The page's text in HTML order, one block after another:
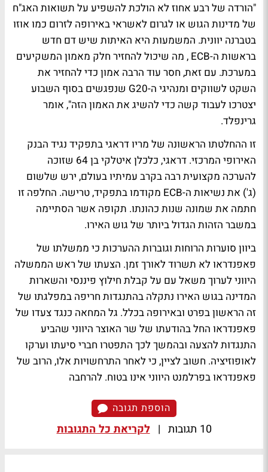
"הורדה של רבע אחוז לא הולכת להשפיע על תשואות האג"ח
של מדינות הגוש או לגרום לאשראי באירופה לזרום כמו אוזו
בטברנה יוונית. המשמעות היא האיתות שיש דם חדש
בראשות ה-ECB , מה שיכול להחזיר חלק מאמון המשקיעים
במערכת. עם זאת, חסר עוד הרבה אמון כדי להחזיר את
השקט לשווקים ומנהיגי ה-G20 שנפגשים בסוף השבוע
יצטרכו לעבוד קשה כדי להשיג את האמון הזה", אומר
גרינפלד.
זו ההחלטתו הראשונה של מריו דראגי בתפקיד נגיד הבנק
האירופי המרכזי. דראגי, כלכלן איטלקי בן 64 שזוכה
להערכה מקצועית רבה בקרב עמיתיו בעולם, ירש שלשום
(ג') את נשיאות ה-ECB מקודמו בתפקיד, טרישה. החלפה זו
חתמה את שמונה שנות כהונתו. תקופה אשר הסתיימה
במשבר הזהות הגדול ביותר של גוש האירו.
ביוון סוערות הרוחות וגוברות ההערכות כי ממשלתו של
פאפנדראו לא תשרוד לאורך זמן. הצעתו של ראש הממשלה
היווני לערוך משאל עם על קבלת חילוץ פיננסי והשארות
המדינה בגוש האירו נתקלה בהתנגדות חריפה במפלגתו של
זה הראשון בפרט ובאירופה בכלל. גל המחאה כנגד צעדו של
פאפנדראו החל בהודעתו של שר האוצר היווני שהביע
התנגדות להצעה ובהמשך לכך התפטרו חברי סיעתו וערקו
לאופוזיציה. חשוב לציין, כי לאחר התרחשויות אלו, הרוב של
פאפנדראו בפרלמנט היווני אינו בטוח. להרחבה
הוספת תגובה
10 תגובות | לקריאת כל התגובות